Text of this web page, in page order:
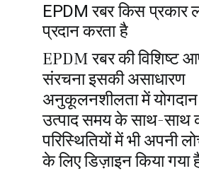
EPDM रबर किस प्रकार
प्रदान करता है
EPDM रबर की विशिष्ट
संरचना इसकी असाधारण
अनुकूलनशीलता में
उत्पाद समय के साथ-साथ
परिस्थितियों में भी अपनी
के लिए डिज़ाइन किया गया